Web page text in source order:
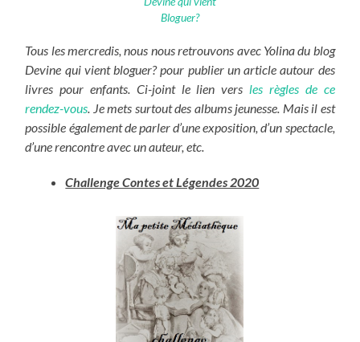
Bloguer?
Tous les mercredis, nous nous retrouvons avec Yolina du blog
Devine qui vient bloguer? pour publier un article autour des
livres pour enfants. Ci-joint le lien versles règles de ce
rendez-vous. Je mets surtout des albums jeunesse. Mais il est
possible également de parler d’une exposition, d’un spectacle,
d’une rencontre avec un auteur, etc.
Challenge Contes et Légendes 2020